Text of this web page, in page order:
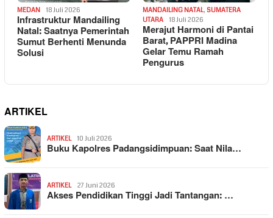
MEDAN 18 Juli 2026
Infrastruktur Mandailing
Natal: Saatnya Pemerintah
Sumut Berhenti Menunda
Solusi
MANDAILING NATAL, SUMATERA
UTARA
18 Juli 2026
Merajut Harmoni di Pantai
Barat, PAPPRI Madina
Gelar Temu Ramah
Pengurus
ARTIKEL
ARTIKEL 10 Juli 2026
Buku Kapolres Padangsidimpuan: Saat Nila…
ARTIKEL 27 Juni 2026
Akses Pendidikan Tinggi Jadi Tantangan: …